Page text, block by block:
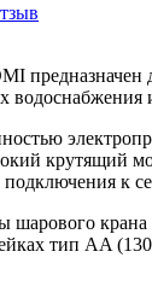
предназначен
водоснабжения
крутящий
к
шарового
тип AA